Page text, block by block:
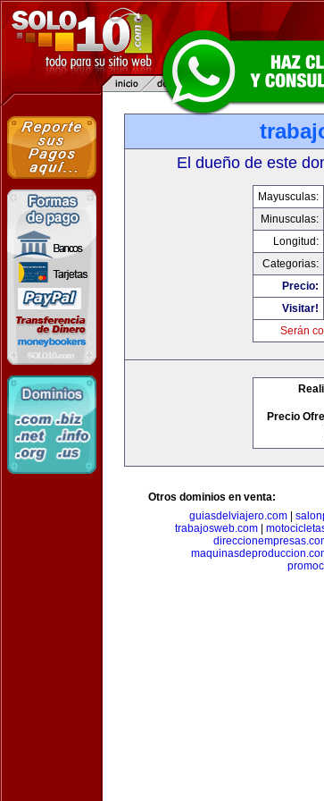
El dueño de este
Mayusculas:
Minusculas:
Longitud:
Categorias:
Precio:
Visitar!
Serán
Precio
Otros dominios en venta:
guiasdelviajero.com|
trabajosweb.com|